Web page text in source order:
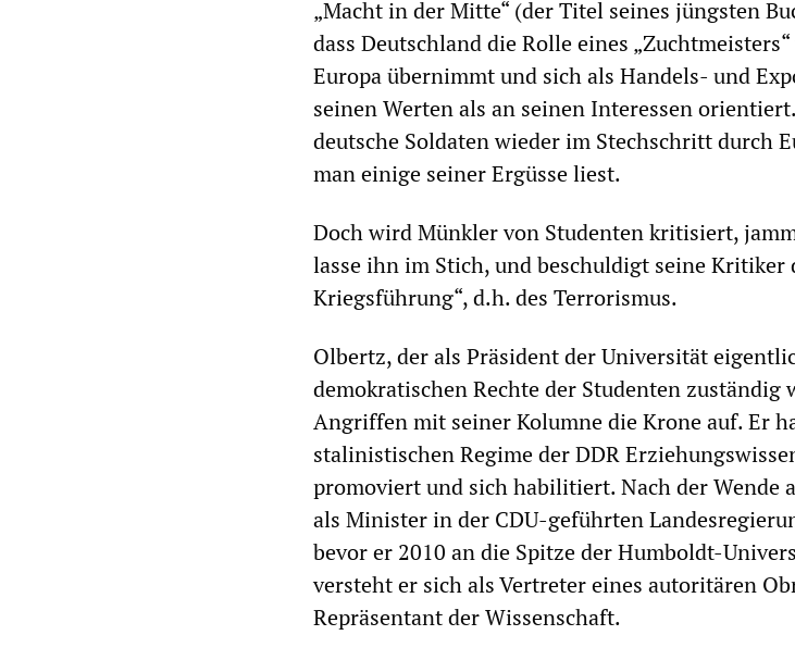
„Macht in der Mitte“ (der Titel seines jüngsten
dass Deutschland die Rolle eines
Europa übernimmt und sich als Handels- und
seinen Werten als an seinen Interessen
deutsche Soldaten wieder im Stechschritt durch
man einige seiner Ergüsse liest.
Doch wird Münkler von Studenten kritisiert,
lasse ihn im Stich, und beschuldigt seine Kritiker
Kriegsführung“, d.h. des Terrorismus.
Olbertz, der als Präsident der Universität
demokratischen Rechte der Studenten zuständig
Angriffen mit seiner Kolumne die Krone auf. Er
stalinistischen Regime der DDR
promoviert und sich habilitiert. Nach der Wende
als Minister in der CDU-geführten
bevor er 2010 an die Spitze der Humboldt-
versteht er sich als Vertreter eines autoritären
Repräsentant der Wissenschaft.